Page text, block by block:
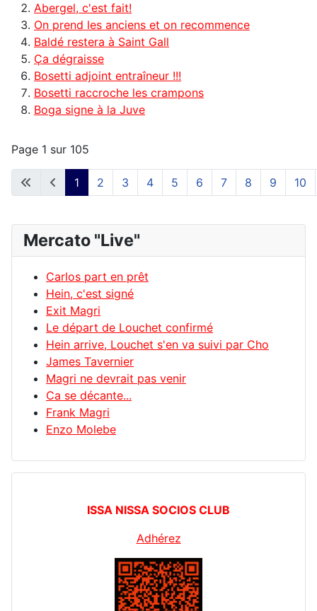
Abergel, c'est fait!
On prend les anciens et on recommence
Baldé restera à Saint Gall
Ça dégraisse
Bosetti adjoint entraîneur !!!
Bosetti raccroche les crampons
Boga signe à la Juve
Page 1 sur 105
1 2 3 4 5 6 7 8 9 10
Mercato "Live"
Carlos part en prêt
Hein, c'est signé
Exit Magri
Le départ de Louchet confirmé
Hein arrive, Louchet s'en va suivi par Cho
James Tavernier
Magri ne devrait pas venir
Ca se décante...
Frank Magri
Enzo Molebe
ISSA NISSA SOCIOS CLUB
Adhérez